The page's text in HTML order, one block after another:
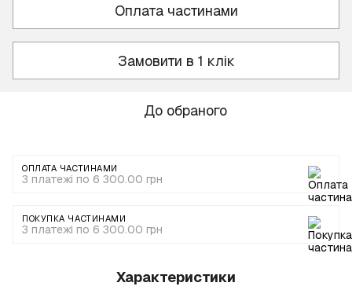
Оплата частинами
Замовити в 1 клік
До обраного
ОПЛАТА ЧАСТИНАМИ
3 платежі по 6 300.00 грн
ПОКУПКА ЧАСТИНАМИ
3 платежі по 6 300.00 грн
Характеристики